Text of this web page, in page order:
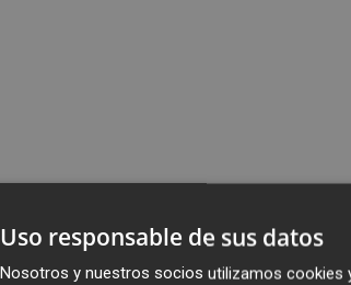
Uso responsable de sus datos
Nosotros y nuestros socios utilizamos cookies